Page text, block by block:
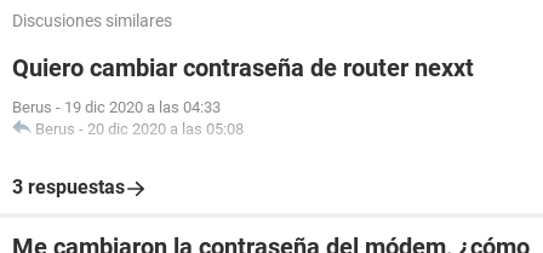
Discusiones similares
Quiero cambiar contraseña de router nexxt
Berus - 19 dic 2020 a las 04:33
Berus - 20 dic 2020 a las 05:08
3 respuestas
Me cambiaron la contraseña del módem, ¿cómo